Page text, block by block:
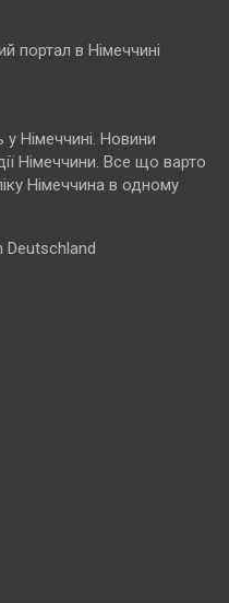
портал в Німеччині
Німеччині. Новини
Німеччини. Все що варто
Німеччина в одному